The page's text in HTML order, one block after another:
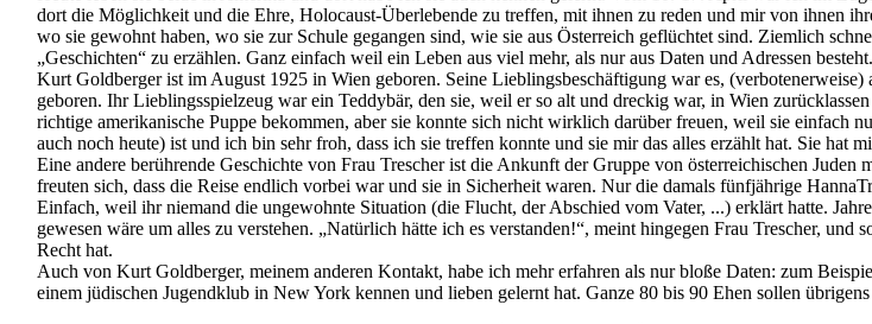
wo sie gewohnt haben, wo sie zur Schule gegangen sind, wie sie aus Österreich geflüchtet sind. Ziemlich
„Geschichten“ zu erzählen. Ganz einfach weil ein Leben aus viel mehr, als nur aus Daten und Adressen
Kurt Goldberger ist im August 1925 in Wien geboren. Seine Lieblingsbeschäftigung war es,
geboren. Ihr Lieblingsspielzeug war ein Teddybär, den sie, weil er so alt und dreckig war, in Wien
richtige amerikanische Puppe bekommen, aber sie konnte sich nicht wirklich darüber freuen, weil sie einfach
auch noch heute) ist und ich bin sehr froh, dass ich sie treffen konnte und sie mir das alles erzählt hat. Sie hat
Eine andere berührende Geschichte von Frau Trescher ist die Ankunft der Gruppe von österreichischen
freuten sich, dass die Reise endlich vorbei war und sie in Sicherheit waren. Nur die damals fünfjährige
Einfach, weil ihr niemand die ungewohnte Situation (die Flucht, der Abschied vom Vater, ...) erklärt hatte.
gewesen wäre um alles zu verstehen. „Natürlich hätte ich es verstanden!“, meint hingegen Frau Trescher, und
Recht hat.
Auch von Kurt Goldberger, meinem anderen Kontakt, habe ich mehr erfahren als nur bloße Daten: zum
einem jüdischen Jugendklub in New York kennen und lieben gelernt hat. Ganze 80 bis 90 Ehen sollen